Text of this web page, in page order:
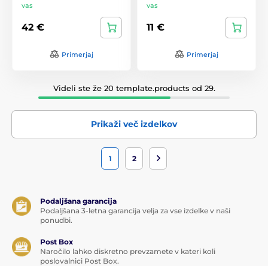
vas
42 €
Primerjaj
vas
11 €
Primerjaj
Videli ste že 20 template.products od 29.
Prikaži več izdelkov
1 2
Podaljšana garancija
Podaljšana 3-letna garancija velja za vse izdelke v naši
ponudbi.
Post Box
Naročilo lahko diskretno prevzamete v kateri koli
poslovalnici Post Box.